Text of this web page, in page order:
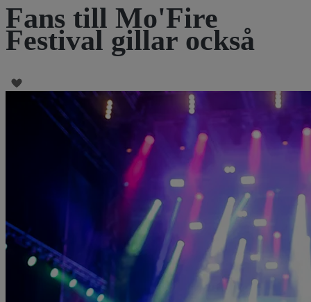
Fans till Mo'Fire
Festival gillar också